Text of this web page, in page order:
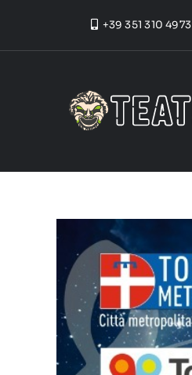
content
+39 351 310 4973